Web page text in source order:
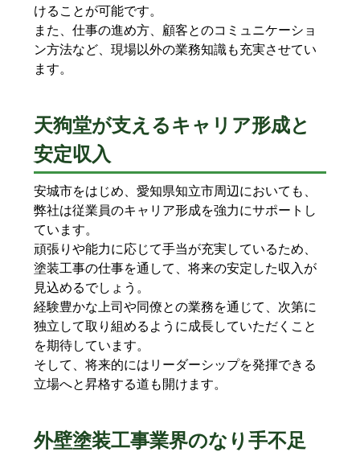
けることが可能です。
また、仕事の進め方、顧客とのコミュニケーショ
ン方法など、現場以外の業務知識も充実させてい
ます。
天狗堂が支えるキャリア形成と
安定収入
安城市をはじめ、愛知県知立市周辺においても、
弊社は従業員のキャリア形成を強力にサポートし
ています。
頑張りや能力に応じて手当が充実しているため、
塗装工事の仕事を通して、将来の安定した収入が
見込めるでしょう。
経験豊かな上司や同僚との業務を通じて、次第に
独立して取り組めるように成長していただくこと
を期待しています。
そして、将来的にはリーダーシップを発揮できる
立場へと昇格する道も開けます。
外壁塗装工事業界のなり手不足